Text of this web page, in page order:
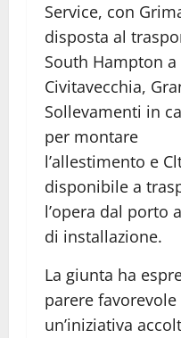
Service, con
disposta al
South Hampton a
Civitavecchia,
Sollevamenti in
per montare
l’allestimento e
disponibile a
l’opera dal porto
di installazione.
La giunta ha
parere favorevole
un’iniziativa